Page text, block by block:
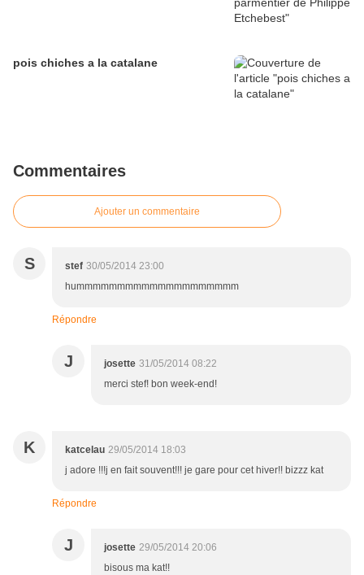
pois chiches a la catalane
Commentaires
Ajouter un commentaire
S stef 30/05/2014 23:00
hummmmmmmmmmmmmmmmmmmm
Répondre
J josette 31/05/2014 08:22
merci stef! bon week-end!
K katcelau 29/05/2014 18:03
j adore !!!j en fait souvent!!! je gare pour cet hiver!! bizzz kat
Répondre
J josette 29/05/2014 20:06
bisous ma kat!!